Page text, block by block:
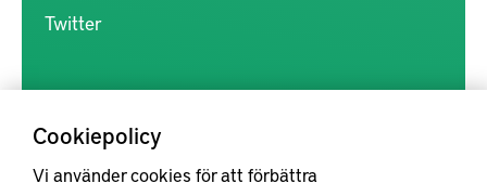
Cookiepolicy
Vi använder cookies för att förbättra
Twitter